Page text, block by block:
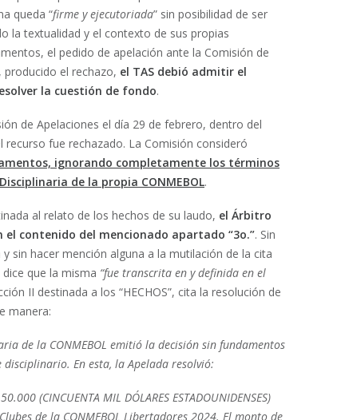
queda “firme y ejecutoriada” sin posibilidad de ser
la textualidad y el contexto de sus propias
el pedido de apelación ante la Comisión de
producido el rechazo, el TAS debió admitir el
la cuestión de fondo.
de Apelaciones el día 29 de febrero, dentro del
fue rechazado. La Comisión consideró
ignorando completamente los términos
de la propia CONMEBOL.
al relato de los hechos de su laudo, el Árbitro
el contenido del mencionado apartado “3o.”. Sin
sin hacer mención alguna a la mutilación de la cita
que la misma “fue transcrita en y definida en el
II destinada a los “HECHOS”, cita la resolución de
manera:
de la CONMEBOL emitió la decisión sin fundamentos
disciplinario. En esta, la Apelada resolvió:
(CINCUENTA MIL DÓLARES ESTADOUNIDENSES)
de la CONMEBOL Libertadores 2024. El monto de